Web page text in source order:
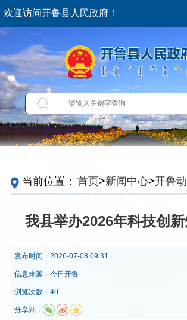
欢迎访问开鲁县人民政府！
当前位置： 首页>新闻中心>开鲁
我县举办2026年科技创
发布时间： 2026-07-08 09:31
信息来源： 今日开鲁
浏览次数：40
分享到：